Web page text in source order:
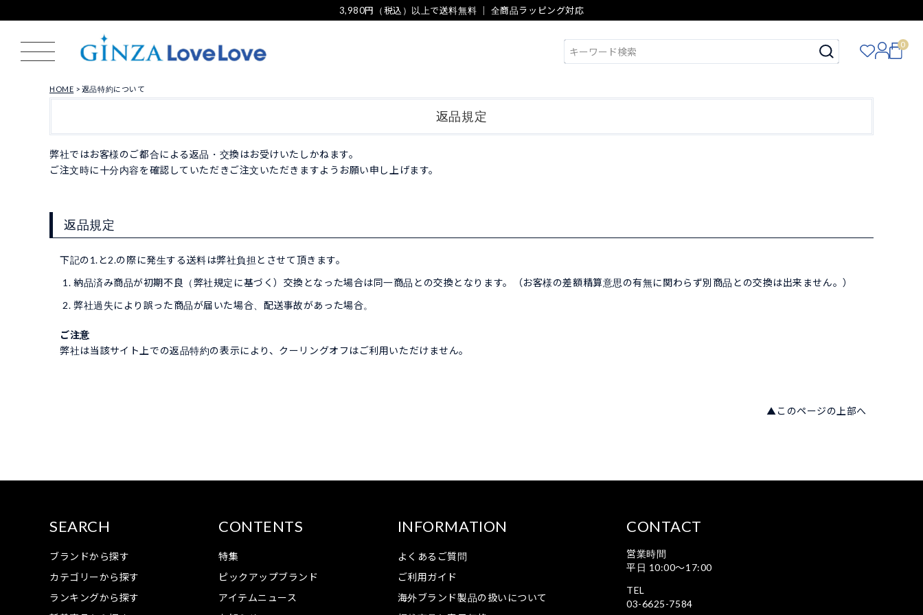
3,980円（税込）以上で送料無料 ｜ 全商品ラッピング対応
0
HOME 返品特約について
返品規定
弊社ではお客様のご都合による返品・交換はお受けいたしかねます。
ご注文時に十分内容を確認していただきご注文いただきますようお願い申し上げます。
返品規定
下記の1.と2.の際に発生する送料は弊社負担とさせて頂きます。
納品済み商品が初期不良（弊社規定に基づく）交換となった場合は同一商品との交換となります。（お客様の差額精算意思の有無に関わらず別商品との交換は出来ません。）
弊社過失により誤った商品が届いた場合、配送事故があった場合。
ご注意
弊社は当該サイト上での返品特約の表示により、クーリングオフはご利用いただけません。
▲このページの上部へ
SEARCH
ブランドから探す
カテゴリーから探す
ランキングから探す
CONTENTS
特集
ピックアップブランド
アイテムニュース
INFORMATION
よくあるご質問
ご利用ガイド
海外ブランド製品の扱いについて
CONTACT
営業時間
平日 10:00〜17:00
TEL
03-6625-7584